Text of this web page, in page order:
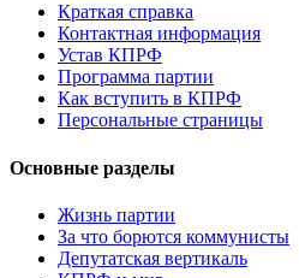
Краткая справка
Контактная информация
Устав КПРФ
Программа партии
Как вступить в КПРФ
Персональные страницы
Основные разделы
Жизнь партии
За что борются коммунисты
Депутатская вертикаль